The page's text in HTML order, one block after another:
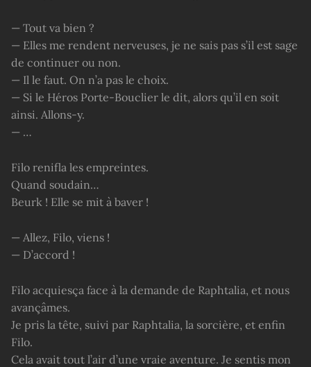
— Tout va bien ?
— Elles me rendent nerveuses, je ne sais pas s’il est sage
de continuer ou non.
— Il le faut. On n’a pas le choix.
— Si le Héros Porte-Bouclier le dit, alors qu’il en soit
ainsi. Allons-y.
— …
Filo renifla les empreintes.
Quand soudain…
Beurk ! Elle se mit à baver !
— Allez, Filo, viens !
— D’accord !
Filo acquiesça face à la demande de Raphtalia, et nous
avançâmes.
Je pris la tête, suivi par Raphtalia, la sorcière, et enfin
Filo.
Cela avait tout l’air d’une vraie aventure. Je sentis mon